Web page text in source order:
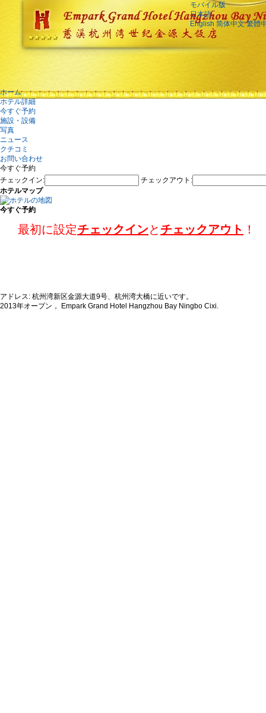
モバイル版
日本語
English 简体中文 繁體
ホーム
ホテル詳細
今すぐ予約
施設・設備
写真
ニュース
クチコミ
お問い合わせ
今すぐ予約
チェックイン:
チェックアウト:
ホテルマップ
今すぐ予約
最初に設定チェックインと チェックアウト ！
アドレス: 杭州湾新区金源大道9号、杭州湾大橋に近いです。
2013年オープン， Empark Grand Hotel Hangzhou Bay Ningbo Cixi.